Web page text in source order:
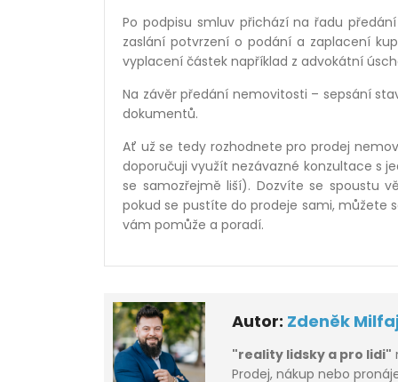
Po podpisu smluv přichází na řadu
zaslání potvrzení o podání a zaplacení
vyplacení částek například z advokátní
Na závěr předání nemovitosti – sepsání
dokumentů.
Ať už se tedy rozhodnete pro prodej
doporučuji využít nezávazné konzultace s
se samozřejmě liší). Dozvíte se spoustu
pokud se pustíte do prodeje sami, můžete
vám pomůže a poradí.
Autor: Zdeněk
"reality lidsky a pro lidi"
Prodej, nákup nebo